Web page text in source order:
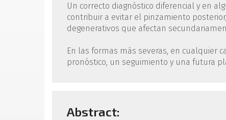
Un correcto diagnóstico diferencial y en
contribuir a evitar el pinzamiento
degenerativos que afectan
En las formas más severas, en cualquier
pronóstico, un seguimiento y una futura
Abstract: